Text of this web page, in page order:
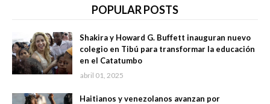
POPULAR POSTS
Shakira y Howard G. Buffett inauguran nuevo
colegio en Tibú para transformar la educación
en el Catatumbo
abril 01, 2025
Haitianos y venezolanos avanzan por